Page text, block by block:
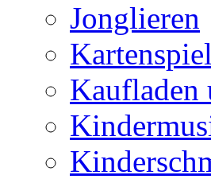
Jonglieren
Kaufladen